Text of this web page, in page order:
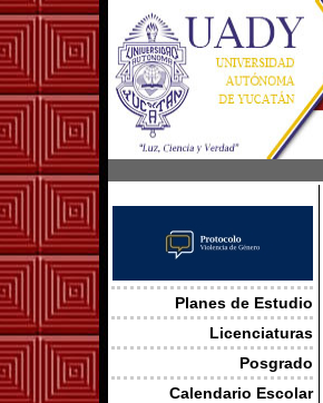
Planes de Estudio
Licenciaturas
Posgrado
Calendario Escolar